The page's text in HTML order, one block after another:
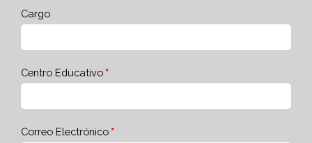
Cargo
Centro Educativo
Correo Electrónico